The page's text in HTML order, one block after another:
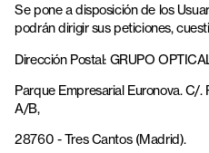
Se pone a disposición de los
podrán dirigir sus peticiones,
Dirección Postal: GRUPO
Parque Empresarial Euronova. C/.
A/B,
28760 - Tres Cantos (Madrid).